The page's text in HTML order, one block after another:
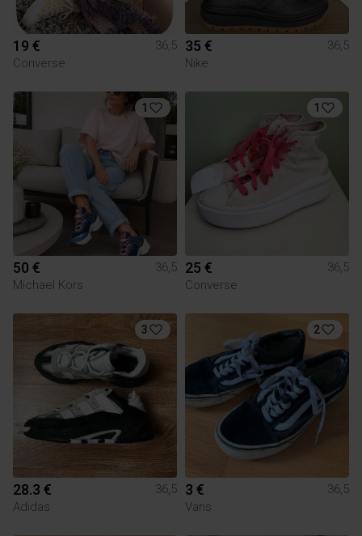
19 €
36,5
Converse
35 €
36,5
Nike
1
50 €
36,5
Michael Kors
1
25 €
36,5
Converse
3
28.3 €
36,5
Adidas
2
3 €
36,5
Vans